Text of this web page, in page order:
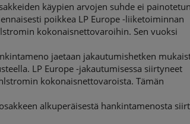
käypien arvojen suhde ei painotetun
poikkea LP Europe -liiketoiminnan
kokonaisnettovaroihin. Sen vuoksi
jaetaan jakautumishetken
LP Europe -jakautumisessa siirtyneet
kokonaisnettovaroista. Tämän
alkuperäisestä hankintamenosta